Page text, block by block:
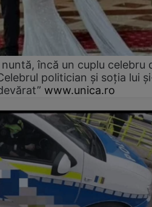
încă un cuplu celebru
politician și soția lui
www.unica.ro